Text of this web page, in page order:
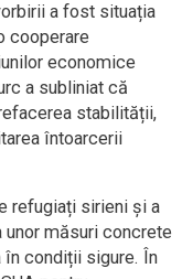
a fost situația
cooperare
economice
a subliniat că
stabilității,
întoarcerii
refugiați sirieni și a
unor măsuri concrete
condiții sigure. În